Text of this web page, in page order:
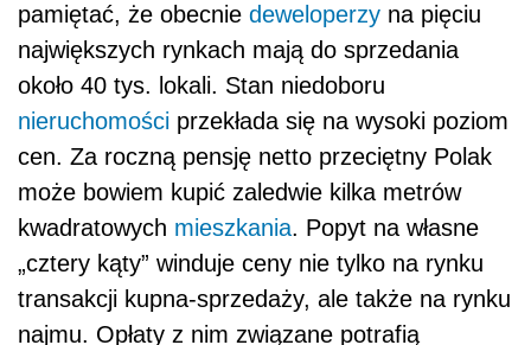
pamiętać, że obecnie deweloperzy na pięciu
największych rynkach mają do sprzedania
około 40 tys. lokali. Stan niedoboru
nieruchomości przekłada się na wysoki poziom
cen. Za roczną pensję netto przeciętny Polak
może bowiem kupić zaledwie kilka metrów
kwadratowych mieszkania. Popyt na własne
„cztery kąty” winduje ceny nie tylko na rynku
transakcji kupna-sprzedaży, ale także na rynku
najmu. Opłaty z nim związane potrafią